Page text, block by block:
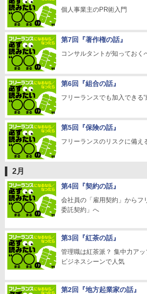
個人事業主のPR術入門
第7回『著作権の話』
コンサルタントが知っておく
第6回『組合の話』
フリーランスでも加入できる“
第5回『保険の話』
フリーランスのリスクに備え
2月
第4回『契約の話』
会社員の「雇用契約」からフ
委託契約」へ
第3回『紅茶の話』
管理職は紅茶派？ 集中力ア
ビジネスシーンで人気
第2回『地方起業家の話』